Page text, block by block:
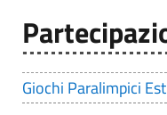
Giochi Paralimpici